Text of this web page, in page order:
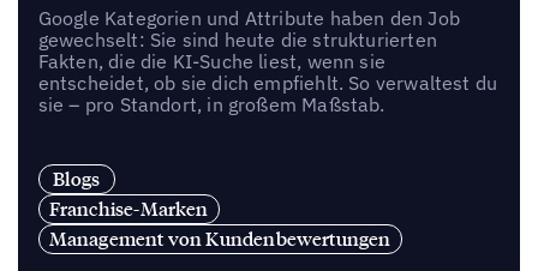
Google Kategorien und Attribute haben den Job
gewechselt: Sie sind heute die strukturierten
Fakten, die die KI-Suche liest, wenn sie
entscheidet, ob sie dich empfiehlt. So verwaltest du
sie – pro Standort, in großem Maßstab.
Blogs
Franchise-Marken
Management von Kundenbewertungen